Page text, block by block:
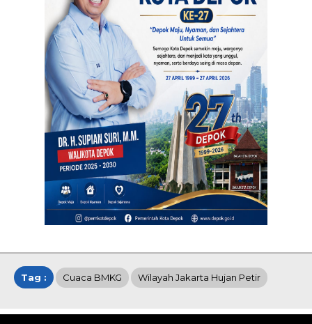
Tag : Cuaca BMKG Wilayah Jakarta Hujan Petir